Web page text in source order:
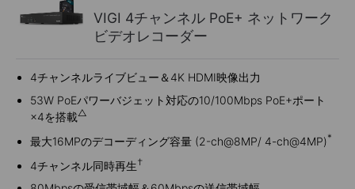
VIGI 4チャンネル PoE+ ネットワーク
ビデオレコーダー
4チャンネルライブビュー＆4K HDMI映像出力
53W PoEパワーバジェット対応の10/100Mbps PoE+ポート
×4を搭載△
最大16MPのデコーディング容量 (2-ch@8MP/ 4-ch@4MP)*
4チャンネル同時再生†